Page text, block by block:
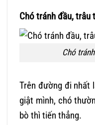
Chó tránh đầu, trâu
Chó
Trên đường đi nhất
giật mình, chó
bò thì tiến thẳng.